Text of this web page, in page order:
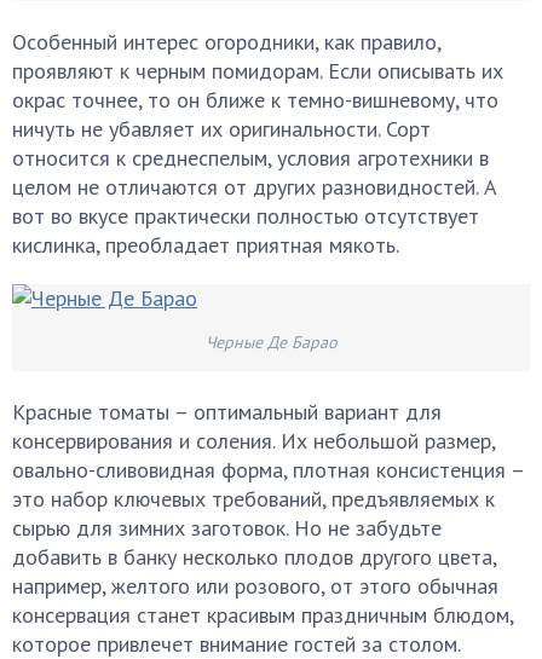
Особенный интерес огородники, как правило,
проявляют к черным помидорам. Если описывать их
окрас точнее, то он ближе к темно-вишневому, что
ничуть не убавляет их оригинальности. Сорт
относится к среднеспелым, условия агротехники в
целом не отличаются от других разновидностей. А
вот во вкусе практически полностью отсутствует
кислинка, преобладает приятная мякоть.
Черные Де Барао
Красные томаты – оптимальный вариант для
консервирования и соления. Их небольшой размер,
овально-сливовидная форма, плотная консистенция –
это набор ключевых требований, предъявляемых к
сырью для зимних заготовок. Но не забудьте
добавить в банку несколько плодов другого цвета,
например, желтого или розового, от этого обычная
консервация станет красивым праздничным блюдом,
которое привлечет внимание гостей за столом.